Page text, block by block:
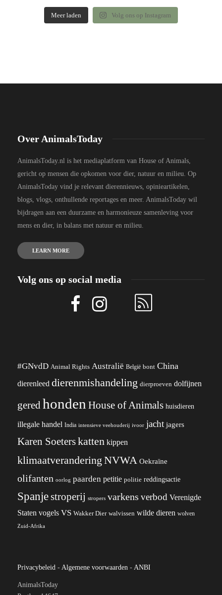
Meer laden Volg ons op Instagram
Over AnimalsToday
AnimalsToday.nl is het mediaplatform van House of Animals,
gericht op mensen die opkomen voor dier, natuur en milieu. Op
AnimalsToday vind je relevant dierennieuws, opinieartikelen,
blogs, vlogs, onthullende reportages en meer. AnimalsToday wil
bijdragen aan een duurzame en harmonieuze samenleving voor
mens en dier, in balans met natuur en milieu.
LEARN MORE
Volg ons op social media
#GNvdD Animal Rights Australië België bont China
dierenleed dierenmishandeling dierproeven dolfijnen
geredhonden House of Animals huisdieren
illegale handel India intensieve veehouderij ivoor jacht jagers
Karen Soeterskatten kippen
klimaatverandering NVWA Oekraïne
olifanten oorlog paarden petitie politie reddingsactie
Spanjestroperij stropers varkens verbod Verenigde
Staten vogels VS Wakker Dier walvissen wilde dieren wolven
Zuid-Afrika
Privacybeleid - Algemene voorwaarden - ANBI
AnimalsToday